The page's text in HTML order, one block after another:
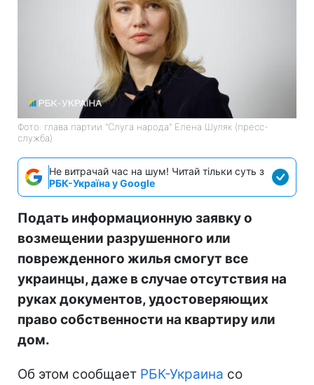
Фото: глава партии "Слуга народа" Елена Шуляк (пресс-
служба)
Не витрачай час на шум! Читай тільки суть з
РБК-Україна у Google
Подать информационную заявку о
возмещении разрушенного или
поврежденного жилья смогут все
украинцы, даже в случае отсутствия на
руках документов, удостоверяющих
право собственности на квартиру или
дом.
Об этом сообщает РБК-Украина со